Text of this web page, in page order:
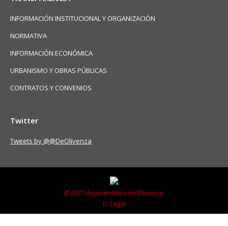
INFORMACIÓN INSTITUCIONAL Y ORGANIZACIÓN
NORMATIVA
INFORMACIÓN ECONÓMICA
URBANISMO Y OBRAS PÚBLICAS
CONTRATOS Y CONVENIOS
Twitter
Tweets by @@DeOlivenza
© 2021 Ayuntamiento de Olivenza.
Legal